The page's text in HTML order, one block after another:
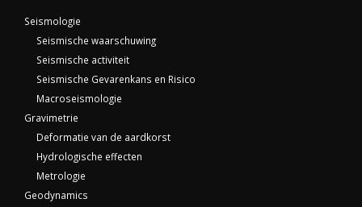
Seismologie
Seismische waarschuwing
Seismische activiteit
Seismische Gevarenkans en Risico
Macroseismologie
Gravimetrie
Deformatie van de aardkorst
Hydrologische effecten
Metrologie
Geodynamics